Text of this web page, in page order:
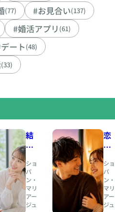
(77) #お見合い(137)
#婚活アプリ (61)
ート(48)
(33)
結
婚
と
は
、
人
生
ショ
パ
ン・
マリ
アー
ジュ
恋
愛
の
と
き
め
き
ショ
パ
ン・
マリ
アー
ジュ